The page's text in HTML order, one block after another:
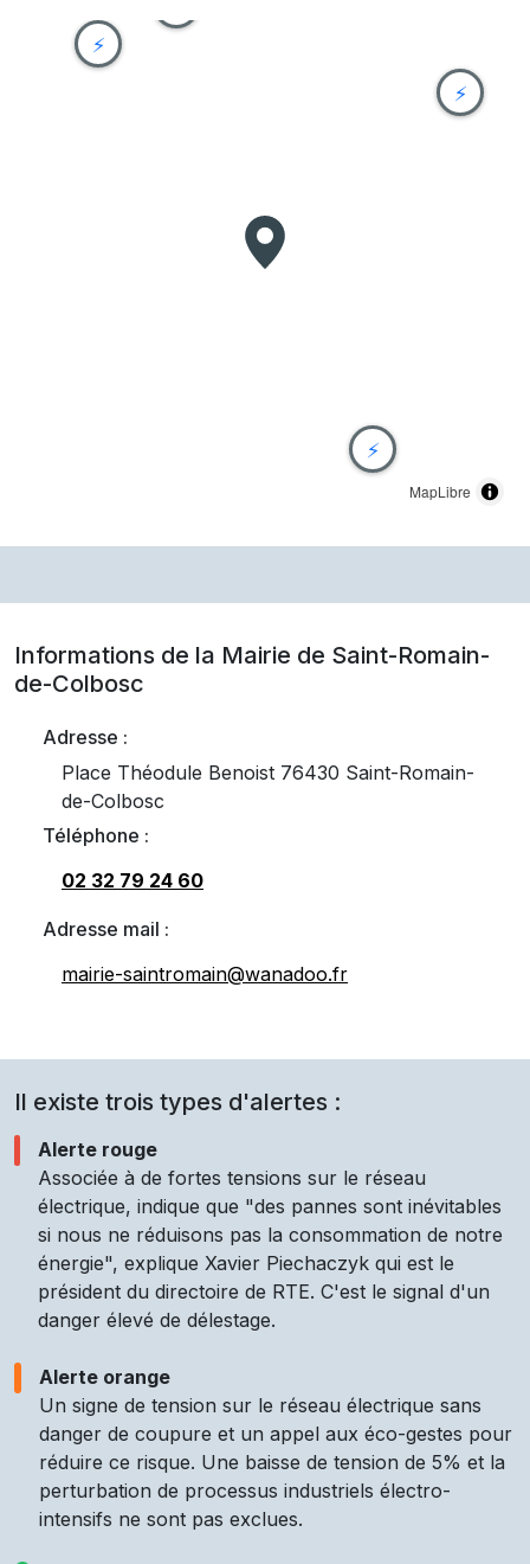
⚡
⚡
⚡
MapLibre
Informations de la Mairie de Saint-Romain-
de-Colbosc
Adresse :
Place Théodule Benoist 76430 Saint-Romain-
de-Colbosc
Téléphone :
02 32 79 24 60
Adresse mail :
mairie-saintromain@wanadoo.fr
Il existe trois types d'alertes :
Alerte rouge
Associée à de fortes tensions sur le réseau
électrique, indique que "des pannes sont inévitables
si nous ne réduisons pas la consommation de notre
énergie", explique Xavier Piechaczyk qui est le
président du directoire de RTE. C'est le signal d'un
danger élevé de délestage.
Alerte orange
Un signe de tension sur le réseau électrique sans
danger de coupure et un appel aux éco-gestes pour
réduire ce risque. Une baisse de tension de 5% et la
perturbation de processus industriels électro-
intensifs ne sont pas exclues.